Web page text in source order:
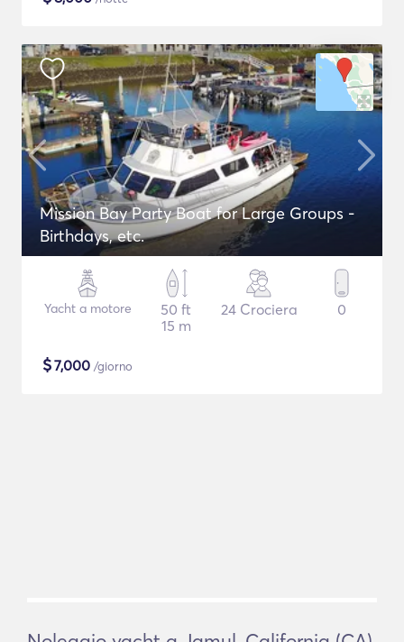
Mission Bay Party Boat for Large Groups -
Birthdays, etc.
Yacht a motore
50 ft
15 m
24 Crociera 0
$7,000 /giorno